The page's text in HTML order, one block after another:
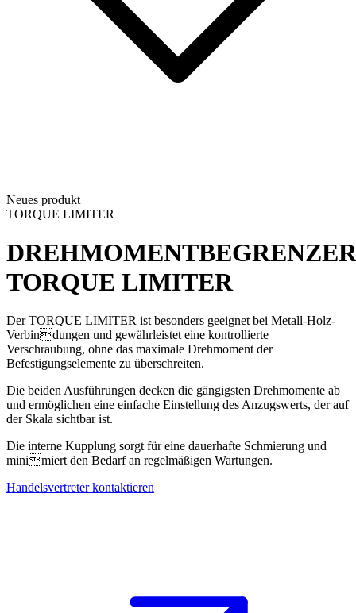
Neues produkt
TORQUE LIMITER
DREHMOMENTBEGRENZER
TORQUE LIMITER
Der TORQUE LIMITER ist besonders geeignet bei Metall-Holz-
Verbindungen und gewährleistet eine kontrollierte
Verschraubung, ohne das maximale Drehmoment der
Befestigungselemente zu überschreiten.
Die beiden Ausführungen decken die gängigsten Drehmomente ab
und ermöglichen eine einfache Einstellung des Anzugswerts, der auf
der Skala sichtbar ist.
Die interne Kupplung sorgt für eine dauerhafte Schmierung und
minimiert den Bedarf an regelmäßigen Wartungen.
Handelsvertreter kontaktieren